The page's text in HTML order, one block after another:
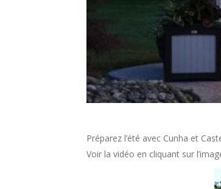
Préparez l’été avec Cunha et
Voir la vidéo en cliquant sur